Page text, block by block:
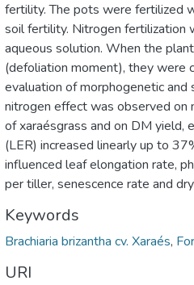
fertility. The pots were fertilized
soil fertility. Nitrogen fertilization
aqueous solution. When the
(defoliation moment), they were
evaluation of morphogenetic
nitrogen effect was observed on
of xaraésgrass and on DM yield,
(LER) increased linearly up to
influenced leaf elongation rate,
per tiller, senescence rate and
Keywords
Brachiaria brizantha cv. Xaraés,
URI